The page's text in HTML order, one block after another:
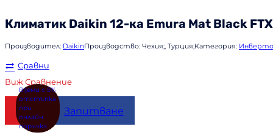
Климатик Daikin 12-ка Emura Mat Black
Производител: DaikinПроизводство: Чехия;, Турция;Категория:
Сравни
Виж Сравнение
Купи Запитване